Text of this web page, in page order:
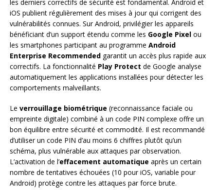
les derniers correctifs de sécurité est fondamental. Android et
iOS publient régulièrement des mises à jour qui corrigent des
vulnérabilités connues. Sur Android, privilégier les appareils
bénéficiant d’un support étendu comme les Google Pixel ou
les smartphones participant au programme Android
Enterprise Recommended garantit un accès plus rapide aux
correctifs. La fonctionnalité Play Protect de Google analyse
automatiquement les applications installées pour détecter les
comportements malveillants.
Le verrouillage biométrique (reconnaissance faciale ou
empreinte digitale) combiné à un code PIN complexe offre un
bon équilibre entre sécurité et commodité. Il est recommandé
d’utiliser un code PIN d’au moins 6 chiffres plutôt qu’un
schéma, plus vulnérable aux attaques par observation.
L’activation de l’effacement automatique après un certain
nombre de tentatives échouées (10 pour iOS, variable pour
Android) protège contre les attaques par force brute.